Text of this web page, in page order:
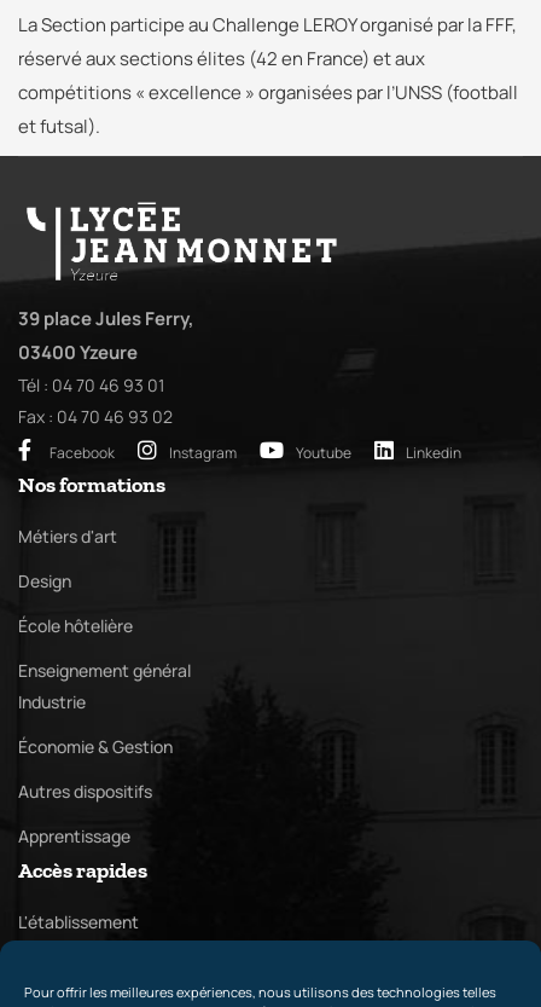
Pour offrir les meilleures expériences, nous utilisons des technologies telles
La Section participe au Challenge LEROY organisé par la FFF,
réservé aux sections élites (42 en France) et aux
compétitions « excellence » organisées par l’UNSS (football
et futsal).
39 place Jules Ferry,
03400 Yzeure
Tél : 04 70 46 93 01
Fax : 04 70 46 93 02
Facebook Instagram Youtube Linkedin
Nos formations
Métiers d'art
Design
École hôtelière
Enseignement général
Industrie
Économie & Gestion
Autres dispositifs
Apprentissage
Accès rapides
L'établissement